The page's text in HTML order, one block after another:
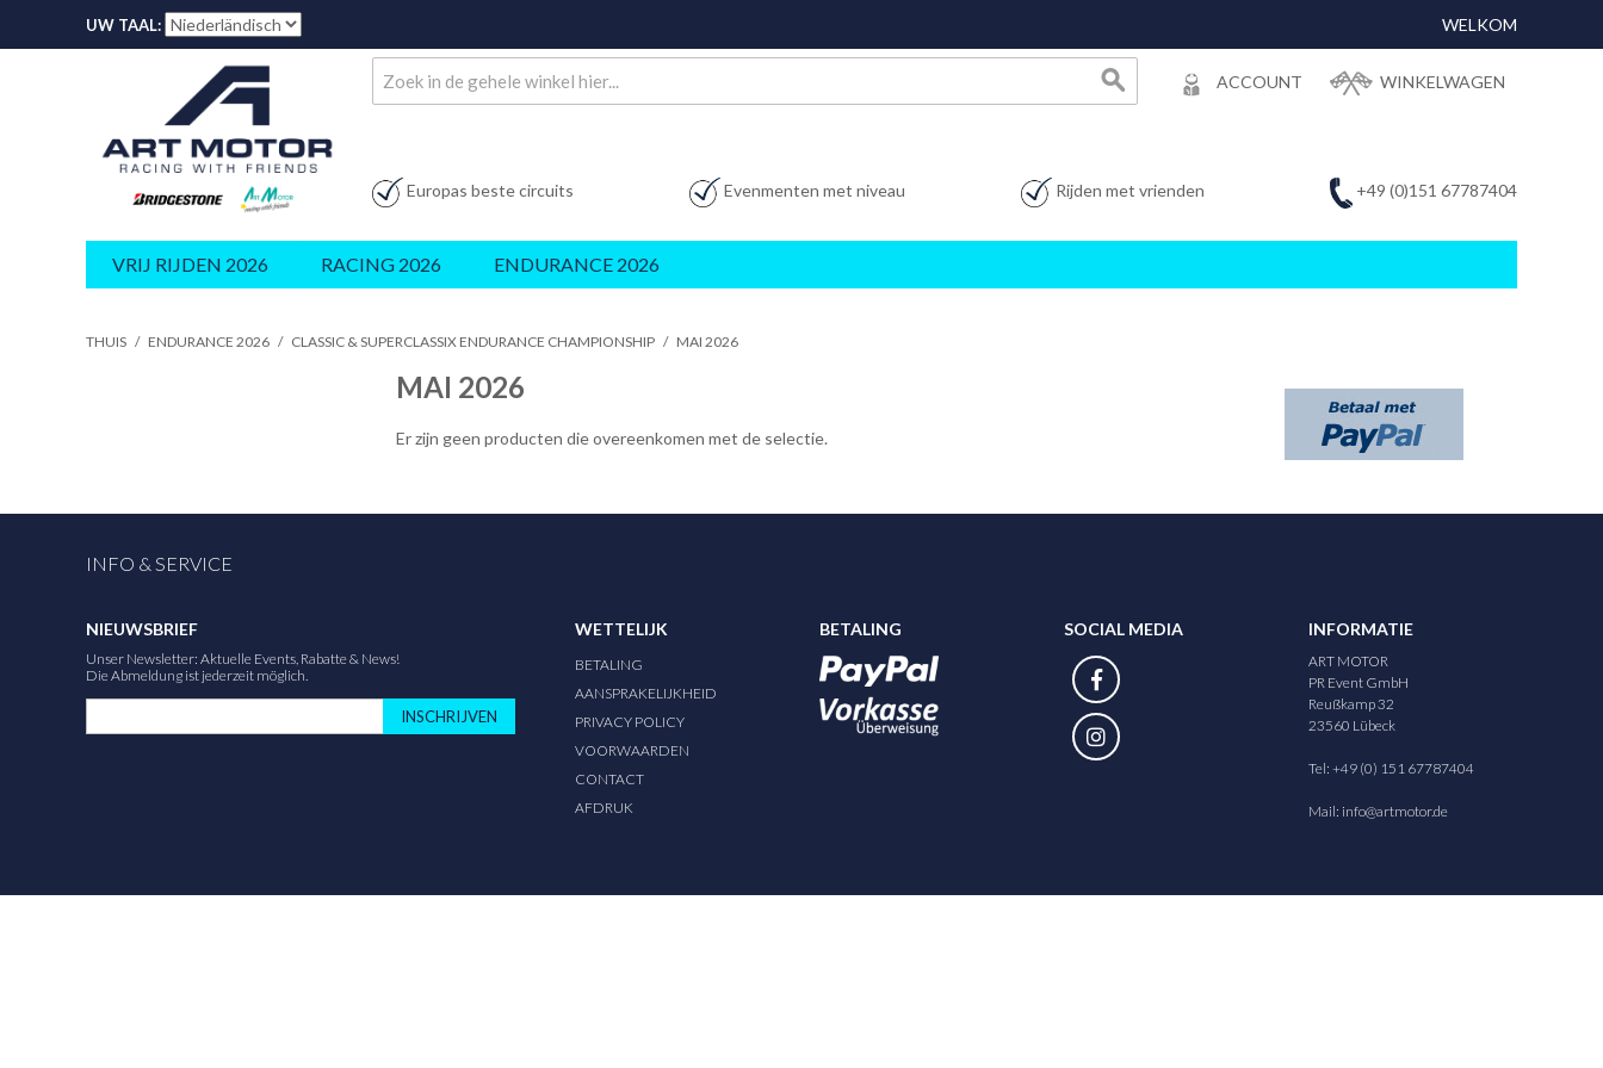
UW TAAL: WELKOM
ACCOUNT WINKELWAGEN
Europas beste circuits Evenmenten met niveau Rijden met vrienden +49 (0)151 67787404
VRIJ RIJDEN 2026 RACING 2026 ENDURANCE 2026
THUIS / ENDURANCE 2026 / CLASSIC & SUPERCLASSIX ENDURANCE CHAMPIONSHIP / MAI 2026
MAI 2026
Er zijn geen producten die overeenkomen met de selectie.
INFO & SERVICE
NIEUWSBRIEF
Unser Newsletter: Aktuelle Events, Rabatte & News!
Die Abmeldung ist jederzeit möglich.
INSCHRIJVEN
WETTELIJK
BETALING
AANSPRAKELIJKHEID
PRIVACY POLICY
VOORWAARDEN
CONTACT
AFDRUK
BETALING SOCIAL MEDIA INFORMATIE
ART MOTOR
PR Event GmbH
Reußkamp 32
23560 Lübeck
Tel: +49 (0) 151 67787404
Mail: info@artmotor.de